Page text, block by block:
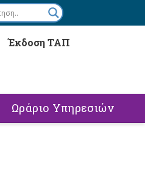
Έκδοση ΤΑΠ
Ωράριο Υπηρεσιών